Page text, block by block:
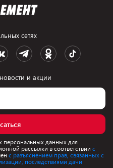
сетях
и акции
персональных данных для
рассылки в соответствии с
с разъяснением прав, связанных с
последствиями дачи